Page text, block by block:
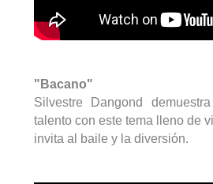
" Bacano"
Silvestre
Dangond
talento con este tema lleno de
invita al baile y la diversión.